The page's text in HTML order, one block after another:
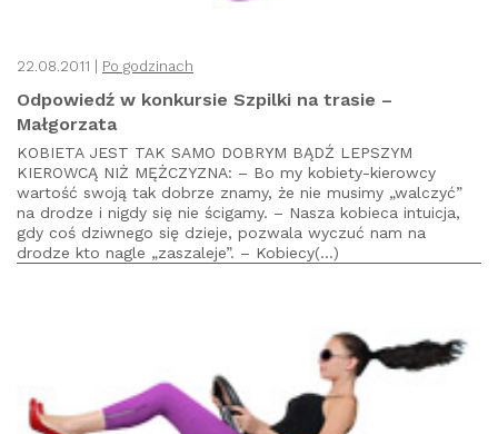
22.08.2011 | Po godzinach
Odpowiedź w konkursie Szpilki na trasie –
Małgorzata
KOBIETA JEST TAK SAMO DOBRYM BĄDŹ LEPSZYM
KIEROWCĄ NIŻ MĘŻCZYZNA: – Bo my kobiety-kierowcy
wartość swoją tak dobrze znamy, że nie musimy „walczyć”
na drodze i nigdy się nie ścigamy. – Nasza kobieca intuicja,
gdy coś dziwnego się dzieje, pozwala wyczuć nam na
drodze kto nagle „zaszaleje”. – Kobiecy(...)